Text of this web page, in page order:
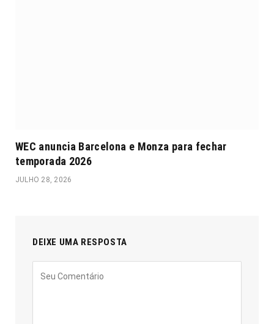
WEC anuncia Barcelona e Monza para fechar
temporada 2026
JULHO 28, 2026
DEIXE UMA RESPOSTA